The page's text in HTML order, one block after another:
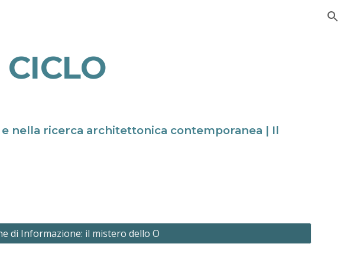
CICLO
nella ricerca architettonica contemporanea | Il
di Informazione: il mistero dello O